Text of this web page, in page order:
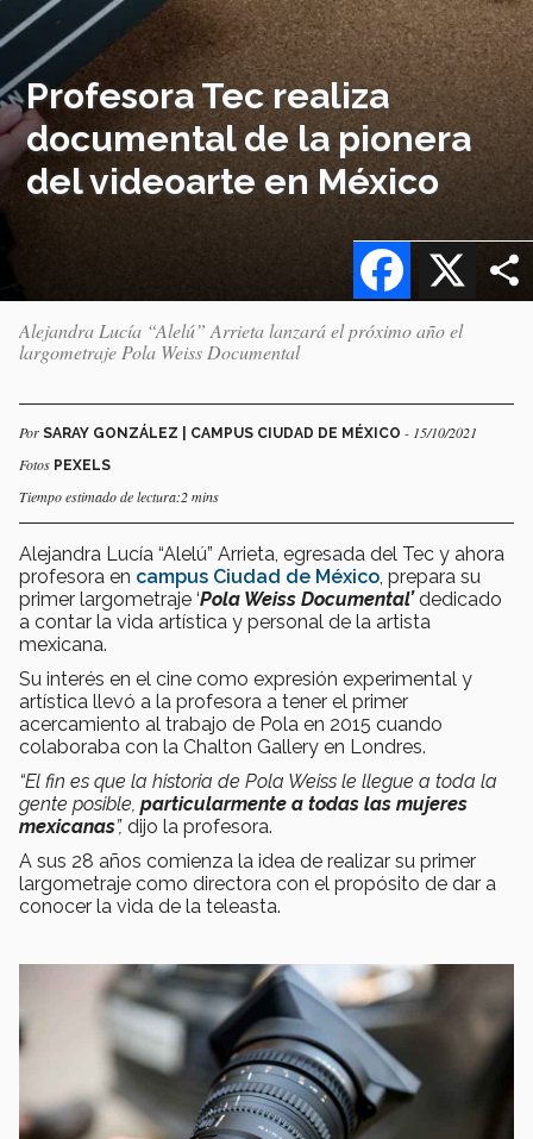
Profesora Tec realiza
documental de la pionera
del videoarte en México
X
Facebook
Alejandra Lucía “Alelú” Arrieta lanzará el próximo año el
largometraje Pola Weiss Documental
Por SARAY GONZÁLEZ | CAMPUS CIUDAD DE MÉXICO - 15/10/2021
Fotos PEXELS
Tiempo estimado de lectura:2 mins
Alejandra Lucía “Alelú” Arrieta, egresada del Tec y ahora
profesora en campus Ciudad de México , prepara su
primer largometraje ‘Pola Weiss Documental’dedicado
a contar la vida artística y personal de la artista
mexicana.
Su interés en el cine como expresión experimental y
artística llevó a la profesora a tener el primer
acercamiento al trabajo de Pola en 2015 cuando
colaboraba con la Chalton Gallery en Londres.
“El fin es que la historia de Pola Weiss le llegue a toda la
gente posible, particularmente a todas las mujeres
mexicanas”, dijo la profesora.
A sus 28 años comienza la idea de realizar su primer
largometraje como directora con el propósito de dar a
conocer la vida de la teleasta.